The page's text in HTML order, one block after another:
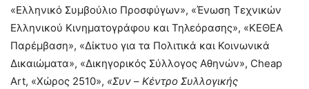
«Ελληνικό Συμβούλιο Προσφύγων», «Ένωση Τεχνικών
Ελληνικού Κινηματογράφου και Τηλεόρασης», «ΚΕΘΕΑ
Παρέμβαση», «Δίκτυο για τα Πολιτικά και Κοινωνικά
Δικαιώματα», «Δικηγορικός Σύλλογος Αθηνών», Cheap
Art, «Χώρος 2510», «Συν – Κέντρο Συλλογικής